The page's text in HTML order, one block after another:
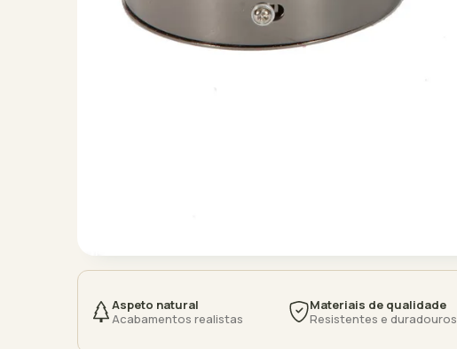
Aspeto natural
Acabamentos realistas
Materiais de qualidade
Resistentes e duradouros